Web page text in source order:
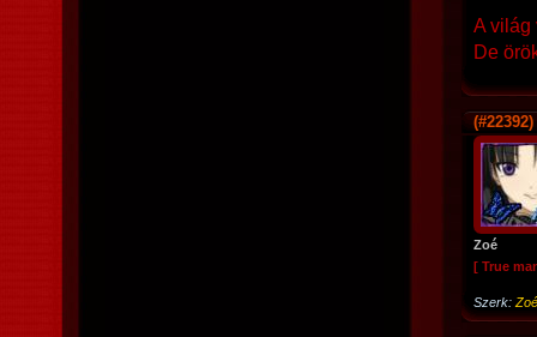
A világ
De
(#22392)
Zoé
[ True
Szerk: Zoé